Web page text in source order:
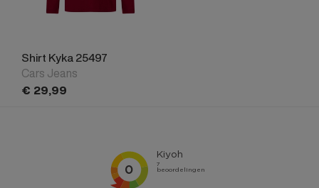
Shirt Kyka 25497
Cars Jeans
€ 29,99